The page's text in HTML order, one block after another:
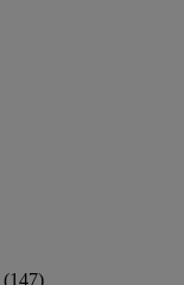
(147)